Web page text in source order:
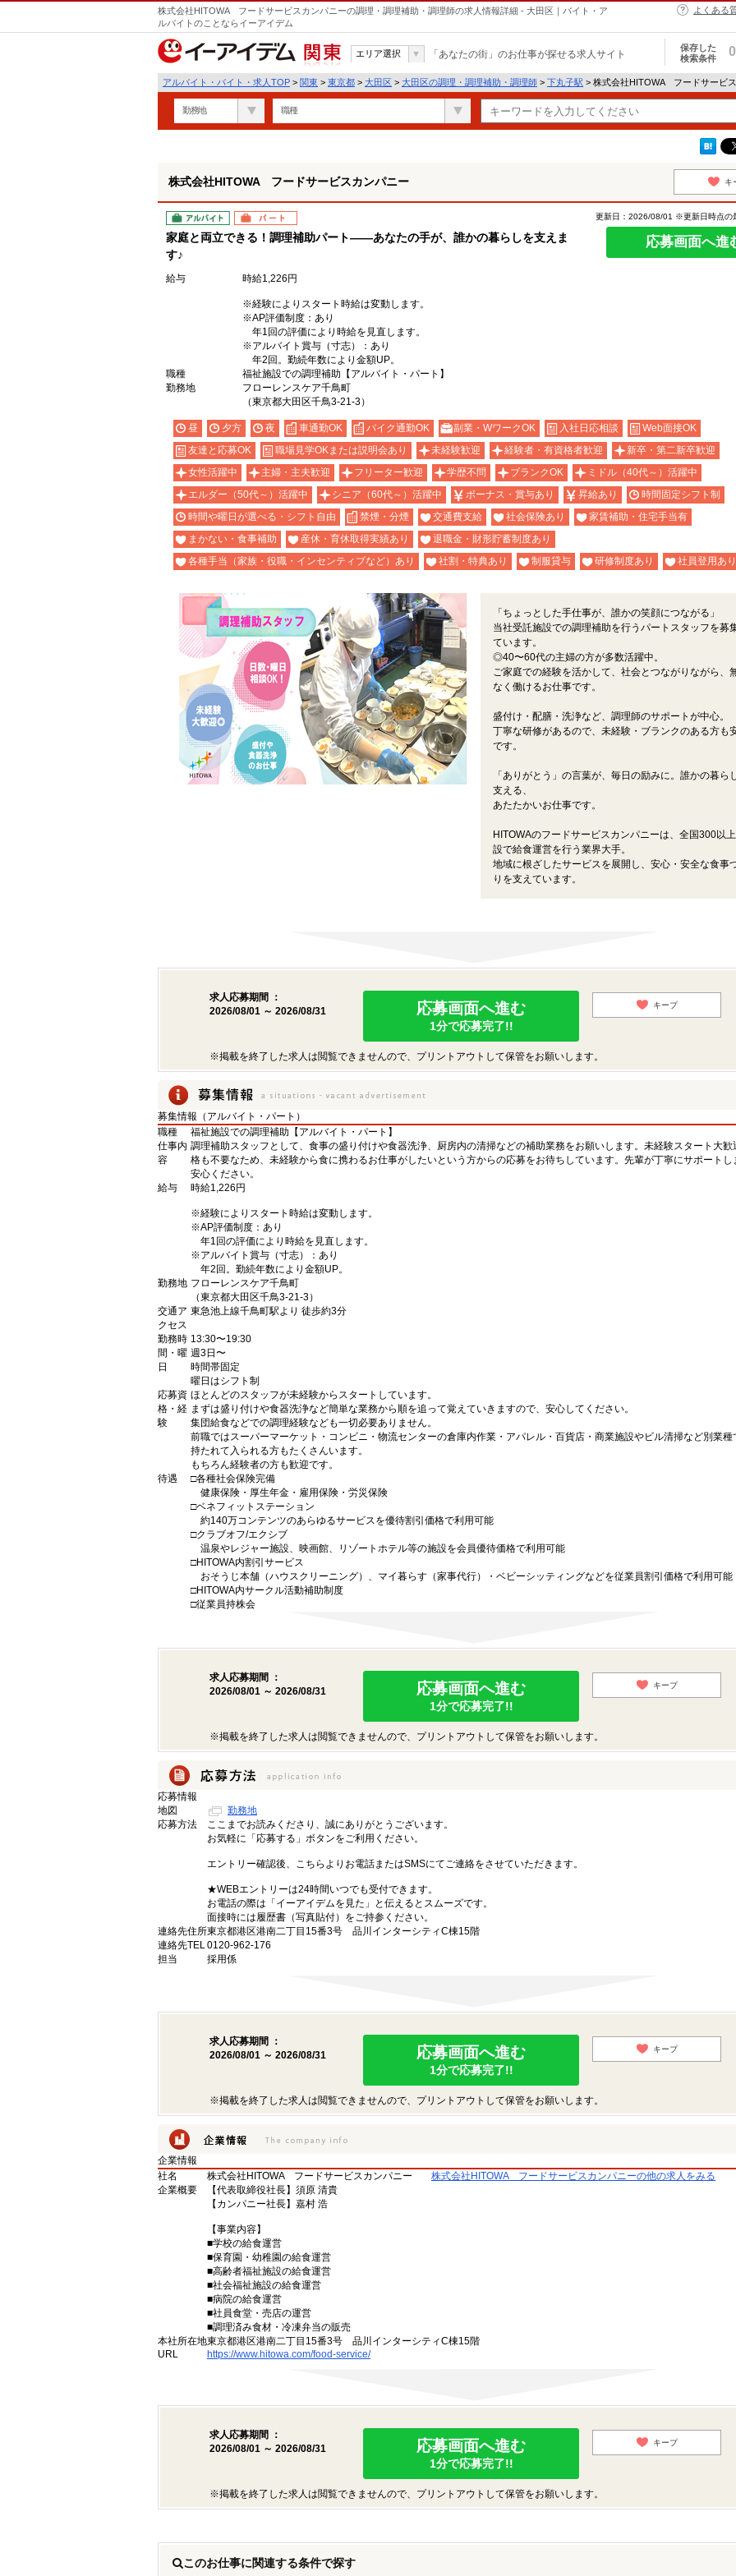
株式会社HITOWA フードサービスカンパニーの調理・調理補助・調理師の求人情報詳細 - 大田区｜バイト・ア
ルバイトのことならイーアイデム
よくある
関東
エリア選択 「あなたの街」のお仕事が探せる求人サイト
保存した
検索条件
0
アルバイト・バイト・求人TOP > 関東 > 東京都 > 大田区 > 大田区の調理・調理補助・調理師 > 下丸子駅 > 株式会社HITOWA フードサービ
勤務地 職種
株式会社HITOWA フードサービスカンパニー キ
アルバイト パート
家庭と両立できる！調理補助パート――あなたの手が、誰かの暮らしを支えま
す♪
更新日：2026/08/01 ※更新日時点の
応募画面へ進
給与 時給1,226円
※経験によりスタート時給は変動します。
※AP評価制度：あり
年1回の評価により時給を見直します。
※アルバイト賞与（寸志）：あり
年2回。勤続年数により金額UP。
職種
福祉施設での調理補助【アルバイト・パート】
勤務地
フローレンスケア千鳥町
（東京都大田区千鳥3-21-3）
昼 夕方 夜 車通勤OK バイク通勤OK 副業・WワークOK 入社日応相談
Web面接OK
友達と応募OK
職場見学OKまたは説明会あり 未経験歓迎 経験者・有資格者歓迎
新卒・第二新卒歓迎
女性活躍中
主婦・主夫歓迎 フリーター歓迎 学歴不問 ブランクOK
ミドル（40代～）活躍中
エルダー（50代～）活躍中
シニア（60代～）活躍中 ボーナス・賞与あり 昇給あり
時間固定シフト制
時間や曜日が選べる・シフト自由
禁煙・分煙 交通費支給 社会保険あり
家賃補助・住宅手当有
まかない・食事補助
産休・育休取得実績あり
退職金・財形貯蓄制度あり
各種手当（家族・役職・インセンティブなど）あり
社割・特典あり 制服貸与 研修制度あり 社員登用あり
「ちょっとした手仕事が、誰かの笑顔につながる」
当社受託施設での調理補助を行うパートスタッフを募
ています。
◎40〜60代の主婦の方が多数活躍中。
ご家庭での経験を活かして、社会とつながりながら、
なく働けるお仕事です。
盛付け・配膳・洗浄など、調理師のサポートが中心。
丁寧な研修があるので、未経験・ブランクのある方も
です。
「ありがとう」の言葉が、毎日の励みに。誰かの暮ら
支える、
あたたかいお仕事です。
HITOWAのフードサービスカンパニーは、全国300以
設で給食運営を行う業界大手。
地域に根ざしたサービスを展開し、安心・安全な食事
りを支えています。
求人応募期間 ：
2026/08/01 ～ 2026/08/31
応募画面へ進む
1分で応募完了!!
キープ
※掲載を終了した求人は閲覧できませんので、プリントアウトして保管をお願いします。
募集情報（アルバイト・パート）
職種
福祉施設での調理補助【アルバイト・パート】
仕事内
容
調理補助スタッフとして、食事の盛り付けや食器洗浄、厨房内の清掃などの補助業務をお願いします。未経験スタート大歓
格も不要なため、未経験から食に携わるお仕事がしたいという方からの応募をお待ちしています。先輩が丁寧にサポートし
安心ください。
給与
時給1,226円
※経験によりスタート時給は変動します。
※AP評価制度：あり
年1回の評価により時給を見直します。
※アルバイト賞与（寸志）：あり
年2回。勤続年数により金額UP。
勤務地 フローレンスケア千鳥町
（東京都大田区千鳥3-21-3）
交通ア
クセス
東急池上線千鳥町駅より 徒歩約3分
勤務時
間・曜
日
13:30〜19:30
週3日〜
時間帯固定
曜日はシフト制
応募資
格・経
験
ほとんどのスタッフが未経験からスタートしています。
まずは盛り付けや食器洗浄など簡単な業務から順を追って覚えていきますので、安心してください。
集団給食などでの調理経験なども一切必要ありません。
前職ではスーパーマーケット・コンビニ・物流センターの倉庫内作業・アパレル・百貨店・商業施設やビル清掃など別業種
持たれて入られる方もたくさんいます。
もちろん経験者の方も歓迎です。
待遇
□各種社会保険完備
健康保険・厚生年金・雇用保険・労災保険
□ベネフィットステーション
約140万コンテンツのあらゆるサービスを優待割引価格で利用可能
□クラブオフ/エクシブ
温泉やレジャー施設、映画館、リゾートホテル等の施設を会員優待価格で利用可能
□HITOWA内割引サービス
おそうじ本舗（ハウスクリーニング）、マイ暮らす（家事代行）・ベビーシッティングなどを従業員割引価格で利用可能
□HITOWA内サークル活動補助制度
□従業員持株会
求人応募期間 ：
2026/08/01 ～ 2026/08/31
応募画面へ進む
1分で応募完了!!
キープ
※掲載を終了した求人は閲覧できませんので、プリントアウトして保管をお願いします。
応募情報
地図
勤務地
応募方法
ここまでお読みくださり、誠にありがとうございます。
お気軽に「応募する」ボタンをご利用ください。
エントリー確認後、こちらよりお電話またはSMSにてご連絡をさせていただきます。
★WEBエントリーは24時間いつでも受付できます。
お電話の際は「イーアイデムを見た」と伝えるとスムーズです。
面接時には履歴書（写真貼付）をご持参ください。
連絡先住所東京都港区港南二丁目15番3号 品川インターシティC棟15階
連絡先TEL0120-962-176
担当
採用係
求人応募期間 ：
2026/08/01 ～ 2026/08/31
応募画面へ進む
1分で応募完了!!
キープ
※掲載を終了した求人は閲覧できませんので、プリントアウトして保管をお願いします。
企業情報
社名
株式会社HITOWA フードサービスカンパニー
株式会社HITOWA フードサービスカンパニーの他の求人をみる
企業概要
【代表取締役社長】須原 清貴
【カンパニー社長】嘉村 浩
【事業内容】
■学校の給食運営
■保育園・幼稚園の給食運営
■高齢者福祉施設の給食運営
■社会福祉施設の給食運営
■病院の給食運営
■社員食堂・売店の運営
■調理済み食材・冷凍弁当の販売
本社所在地東京都港区港南二丁目15番3号 品川インターシティC棟15階
URL
https://www.hitowa.com/food-service/
求人応募期間 ：
2026/08/01 ～ 2026/08/31
応募画面へ進む
1分で応募完了!!
キープ
※掲載を終了した求人は閲覧できませんので、プリントアウトして保管をお願いします。
このお仕事に関連する条件で探す